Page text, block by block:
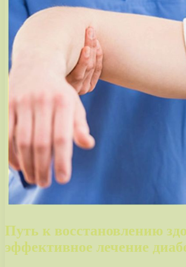
Путь к восстановлению
эффективное лечение